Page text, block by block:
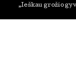
„Ieškau grožio